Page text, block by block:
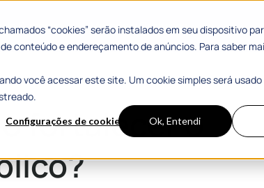
“cookies” serão instalados em seu dispositivo
conteúdo e endereçamento de anúncios. Para saber
você acessar este site. Um cookie simples será usado
Configurações de cookies Ok, Entendi
Sucesso Materiais Gratuitos
fortalecer o